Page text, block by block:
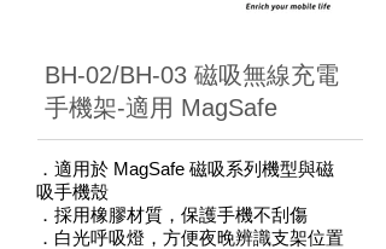
BH-02/BH-03 磁吸無線充電
手機架-適用 MagSafe
．適用於 MagSafe 磁吸系列機型與磁
吸手機殼
．採用橡膠材質，保護手機不刮傷
．白光呼吸燈，方便夜晚辨識支架位置